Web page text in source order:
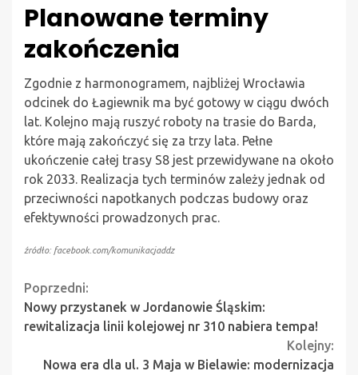
Planowane terminy
zakończenia
Zgodnie z harmonogramem, najbliżej Wrocławia
odcinek do Łagiewnik ma być gotowy w ciągu dwóch
lat. Kolejno mają ruszyć roboty na trasie do Barda,
które mają zakończyć się za trzy lata. Pełne
ukończenie całej trasy S8 jest przewidywane na około
rok 2033. Realizacja tych terminów zależy jednak od
przeciwności napotkanych podczas budowy oraz
efektywności prowadzonych prac.
źródło: facebook.com/komunikacjaddz
Continue
Reading
Poprzedni:
Nowy przystanek w Jordanowie Śląskim:
rewitalizacja linii kolejowej nr 310 nabiera tempa!
Kolejny:
Nowa era dla ul. 3 Maja w Bielawie: modernizacja